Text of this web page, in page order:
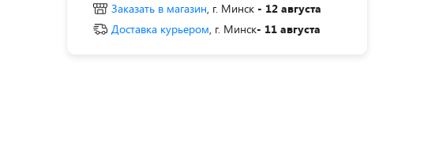
Заказать в магазин, г. Минск - 12 августа
Доставка курьером, г. Минск- 11 августа